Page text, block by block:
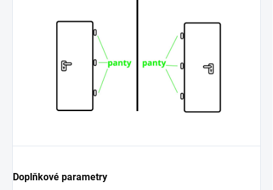
Doplňkové parametry